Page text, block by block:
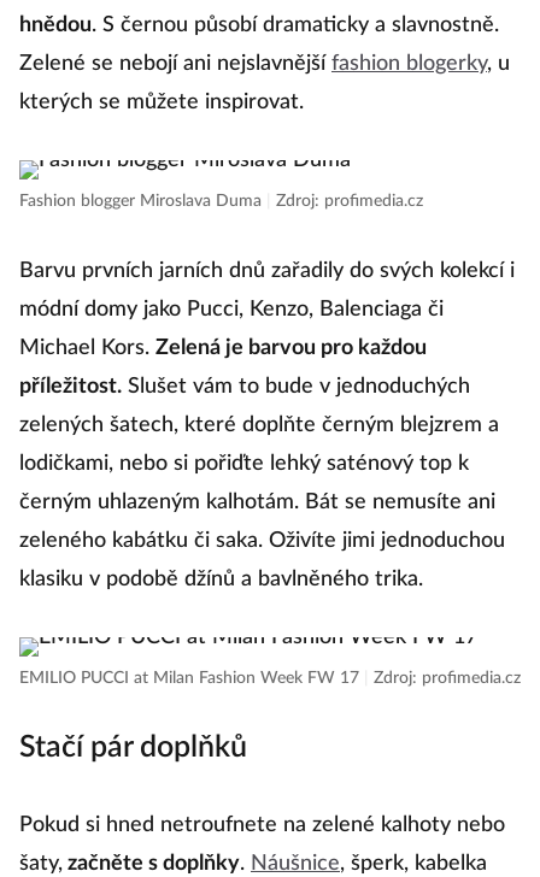
hnědou. S černou působí dramaticky a slavnostně.
Zelené se nebojí ani nejslavnější fashion blogerky, u
kterých se můžete inspirovat.
Fashion blogger Miroslava Duma Zdroj: profimedia.cz
Barvu prvních jarních dnů zařadily do svých kolekcí i
módní domy jako Pucci, Kenzo, Balenciaga či
Michael Kors. Zelená je barvou pro každou
příležitost. Slušet vám to bude v jednoduchých
zelených šatech, které doplňte černým blejzrem a
lodičkami, nebo si pořiďte lehký saténový top k
černým uhlazeným kalhotám. Bát se nemusíte ani
zeleného kabátku či saka. Oživíte jimi jednoduchou
klasiku v podobě džínů a bavlněného trika.
EMILIO PUCCI at Milan Fashion Week FW 17 Zdroj: profimedia.cz
Stačí pár doplňků
Pokud si hned netroufnete na zelené kalhoty nebo
šaty, začněte s doplňky. Náušnice, šperk, kabelka